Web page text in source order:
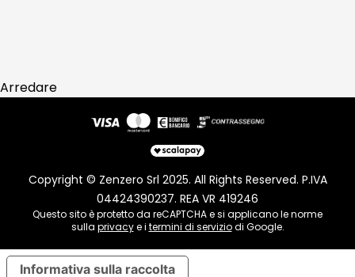
Arredare
Copyright © Zenzero Srl 2025. All Rights Reserved. P.IVA
04424390237. REA VR 419246
Questo sito è protetto da reCAPTCHA e si applicano le norme
sulla privacye i termini di serviziodi Google.
Informativa sulla raccolta